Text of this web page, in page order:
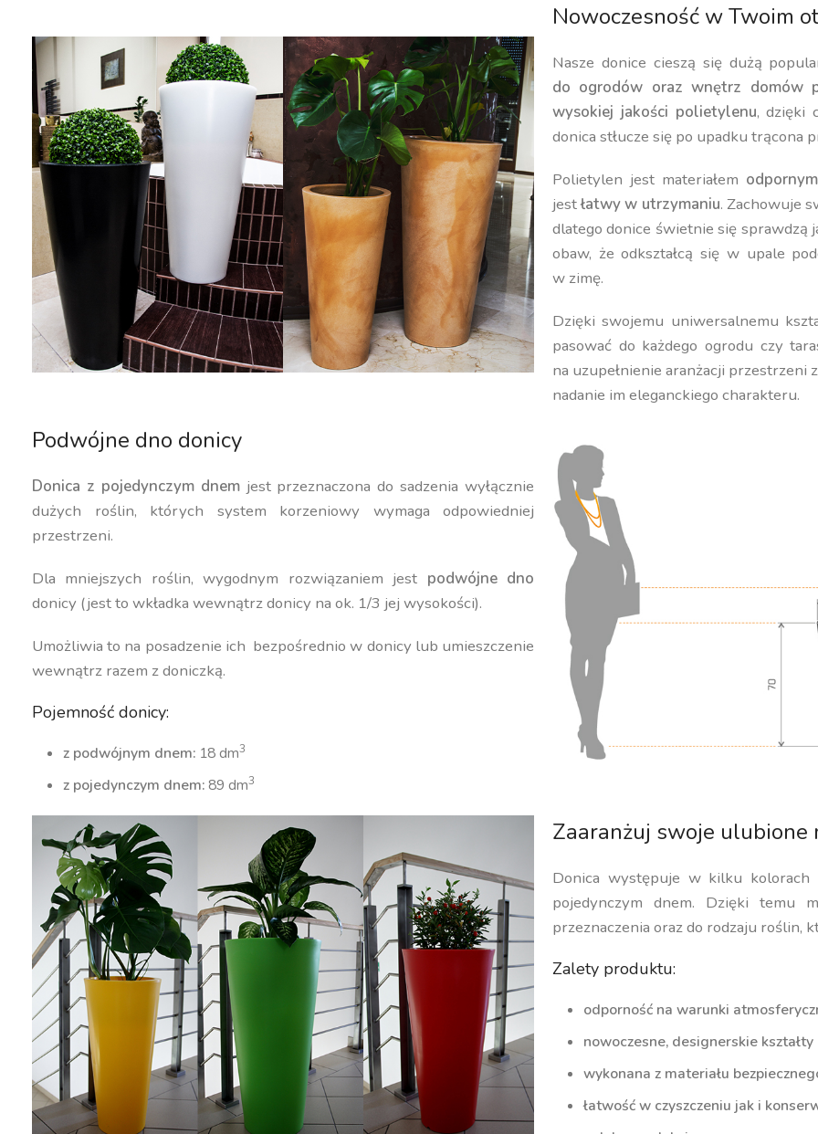
Nowoczesność w Twoim
Nasze donice cieszą się dużą
do ogrodów oraz wnętrz domów
wysokiej jakości polietylenu, dzięki
donica stłucze się po upadku trącona
Polietylen jest materiałem
jestłatwy w utrzymaniu. Zachowuje
dlatego donice świetnie się sprawdzą
obaw, że odkształcą się w upale
w zimę.
Dzięki swojemu uniwersalnemu
pasować do każdego ogrodu czy
na uzupełnienie aranżacji
nadanie im eleganckiego charakteru.
Podwójne dno donicy
Donica z pojedynczym dnemjest przeznaczona do sadzenia wyłącznie
dużych roślin, których system korzeniowy wymaga odpowiedniej
przestrzeni.
Dla mniejszych roślin, wygodnym rozwiązaniem jest podwójne dno
donicy (jest to wkładka wewnątrz donicy na ok. 1/3 jej wysokości).
Umożliwia to na posadzenie ich bezpośrednio w donicy lub umieszczenie
wewnątrz razem z doniczką.
Pojemność donicy:
z podwójnym dnem: 18 dm3
z pojedynczym dnem:89 dm3
Zaaranżuj swoje ulubione
Donica występuje w kilku
pojedynczym dnem. Dzięki temu
przeznaczenia oraz do rodzaju roślin,
Zalety produktu:
odporność na warunki
nowoczesne, designerskie kształty
wykonana z materiału
łatwość w czyszczeniu jak i